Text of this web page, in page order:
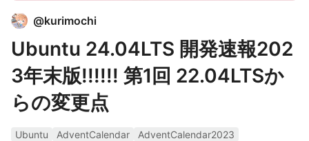
@kurimochi
Ubuntu 24.04LTS 開発速報202
3年末版!!!!!! 第1回 22.04LTSか
らの変更点
Ubuntu AdventCalendar
AdventCalendar2023